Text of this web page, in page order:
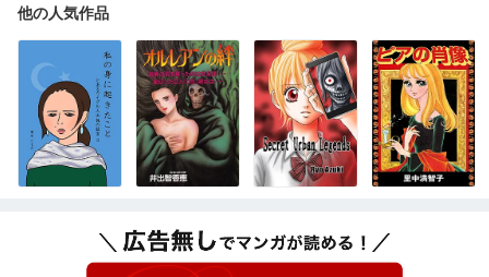
他の人気作品